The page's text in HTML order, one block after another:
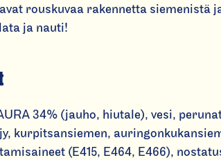
rouskuvaa rakennetta siemenistä
ja nauti!
34% (jauho, hiutale), vesi,
kurpitsansiemen,
(E415, E464, E466),